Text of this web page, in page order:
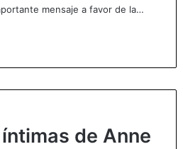
mensaje a favor de la…
de Anne